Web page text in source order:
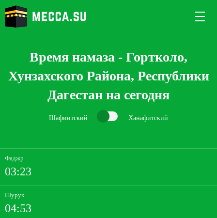
Время намаза - Гортколо,
Хунзахского Района, Республики
Дагестан на сегодня
Шафиитский Ханафитский
Фаджр
03:23
Шурук
04:53